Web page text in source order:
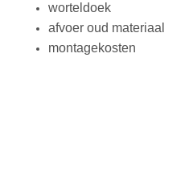
worteldoek
afvoer oud materiaal
montagekosten